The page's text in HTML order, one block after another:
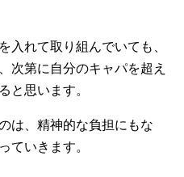
入れて取り組んでいても、
次第に自分のキャパを超え
と思います。
は、精神的な負担にもな
ていきます。